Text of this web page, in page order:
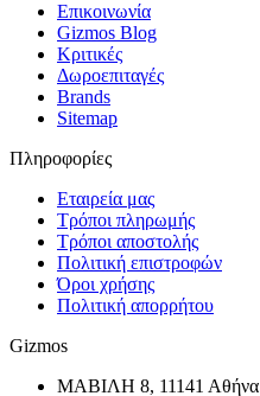
Επικοινωνία
Gizmos Blog
Κριτικές
Δωροεπιταγές
Brands
Sitemap
Πληροφορίες
Εταιρεία μας
Τρόποι πληρωμής
Τρόποι αποστολής
Πολιτική επιστροφών
Όροι χρήσης
Πολιτική απορρήτου
Gizmos
ΜΑΒΙΛΗ 8, 11141 Αθήνα